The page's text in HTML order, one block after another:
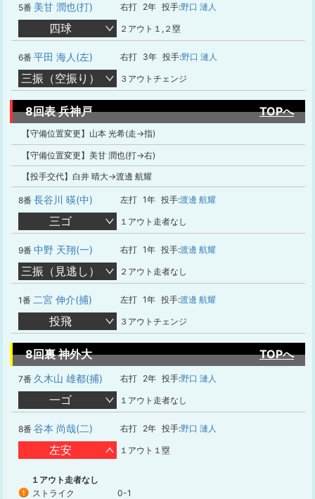
5番 美甘 潤也(打) 右打 2年 投手:野口 漣人
四球 ２アウト１,２塁
6番 平田 海人(左) 右打 3年 投手:野口 漣人
三振（空振り） ３アウトチェンジ
8回表 兵神戸 TOPへ
【守備位置変更】山本 光希(走→指)
【守備位置変更】美甘 潤也(打→右)
【投手交代】白井 晴大→渡邊 航耀
8番 長谷川 暎(中) 左打 1年 投手:渡邊 航耀
三ゴ １アウト走者なし
9番 中野 天翔(一) 右打 1年 投手:渡邊 航耀
三振（見逃し） ２アウト走者なし
1番 二宮 伸介(捕) 左打 1年 投手:渡邊 航耀
投飛 ３アウトチェンジ
8回裏 神外大 TOPへ
7番 久木山 雄都(捕) 右打 2年 投手:野口 漣人
一ゴ １アウト走者なし
8番 谷本 尚哉(二) 右打 2年 投手:野口 漣人
左安 １アウト１塁
１アウト走者なし
1 ストライク 0-1